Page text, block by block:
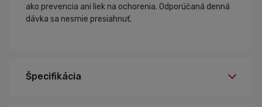
ako prevencia ani liek na ochorenia. Odporúčaná denná
dávka sa nesmie presiahnuť.
Špecifikácia